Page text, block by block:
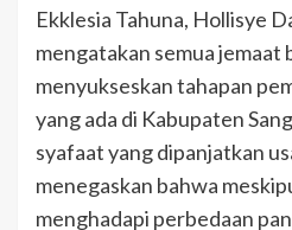
Ekklesia Tahuna, Hollisye
mengatakan semua jemaat
menyukseskan tahapan
yang ada di Kabupaten
syafaat yang dipanjatkan
menegaskan bahwa
menghadapi perbedaan